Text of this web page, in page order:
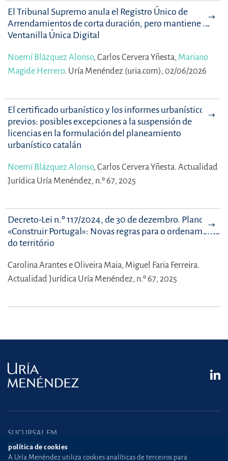
El Tribunal Supremo anula el Registro Único de
Arrendamientos de corta duración, pero mantiene la
Ventanilla Única Digital
Noemí Blázquez Alonso, Carlos Cervera Yñesta, Mariano
Magide Herrero. Uría Menéndez (uria.com), 02/06/2026
El certificado urbanístico y los informes urbanísticos
previos: posibles excepciones a la suspensión de
licencias en la formulación del planeamiento
urbanístico catalán
Noemí Blázquez Alonso, Carlos Cervera Yñesta. Actualidad
Jurídica Uría Menéndez, n.º 67, 2025
Decreto-Lei n.º 117/2024, de 30 de dezembro. Plano
«Construir Portugal»: Novas regras para o ordenamento
do território
Carolina Arantes e Oliveira Maia, Miguel Faria Ferreira.
Actualidad Jurídica Uría Menéndez, n.º 67, 2025
SUCURSAL EM
PORTUGAL
política de cookies
A Uría Menéndez utiliza cookies analíticas de terceiros para